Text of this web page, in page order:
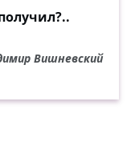
Вишневский